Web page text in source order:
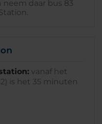
neem daar bus 83
vanaf het
is het 35 minuten